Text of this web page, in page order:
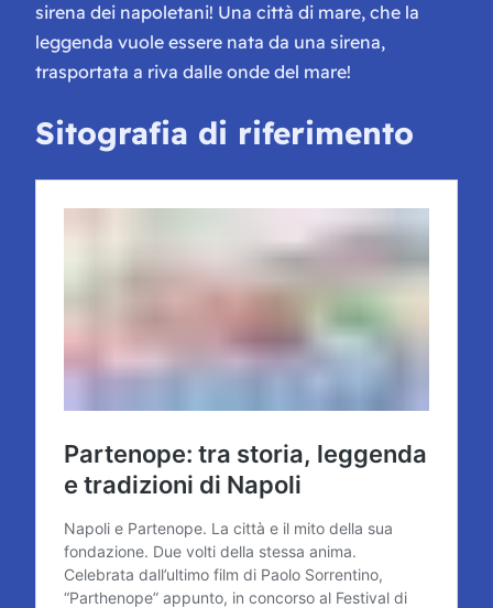
sirena dei napoletani! Una città di mare, che la
leggenda vuole essere nata da una sirena,
trasportata a riva dalle onde del mare!
Sitografia di riferimento